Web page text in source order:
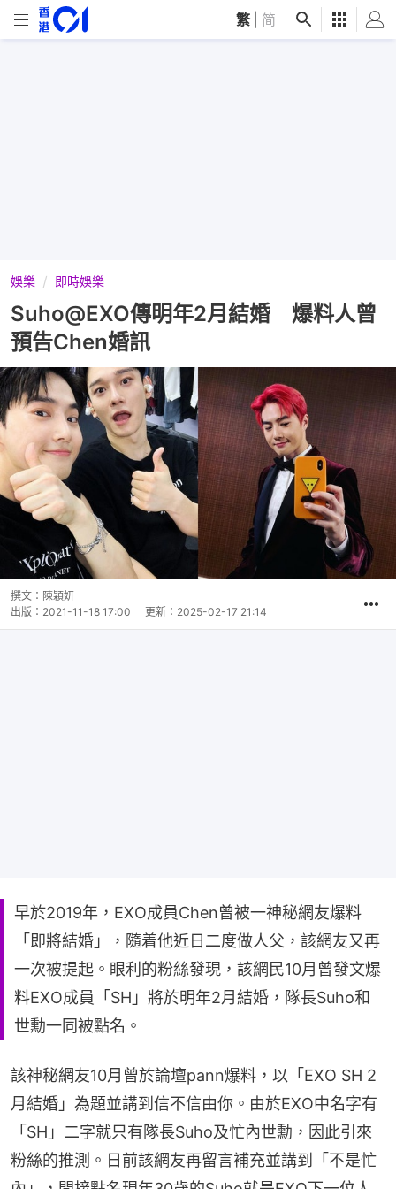
繁 简
娛樂 即時娛樂
Suho@EXO傳明年2月結婚 爆料人曾
預告Chen婚訊
撰文： 陳穎妍
出版： 2021-11-18 17:00 更新： 2025-02-17 21:14
早於2019年，EXO成員Chen曾被一神秘網友爆料
「即將結婚」，隨着他近日二度做人父，該網友又再
一次被提起。眼利的粉絲發現，該網民10月曾發文爆
料EXO成員「SH」將於明年2月結婚，隊長Suho和
世勳一同被點名。
該神秘網友10月曾於論壇pann爆料，以「EXO SH 2
月結婚」為題並講到信不信由你。由於EXO中名字有
「SH」二字就只有隊長Suho及忙內世勳，因此引來
粉絲的推測。日前該網友再留言補充並講到「不是忙